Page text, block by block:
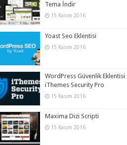
Tema İndir
15 Kasım 2016
Yoast Seo Eklentisi
15 Kasım 2016
WordPress Güvenlik Eklentisi
iThemes Security Pro
15 Kasım 2016
Maxima Dizi Scripti
15 Kasım 2016